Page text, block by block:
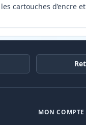
cartouches d’encre
MON COMPTE